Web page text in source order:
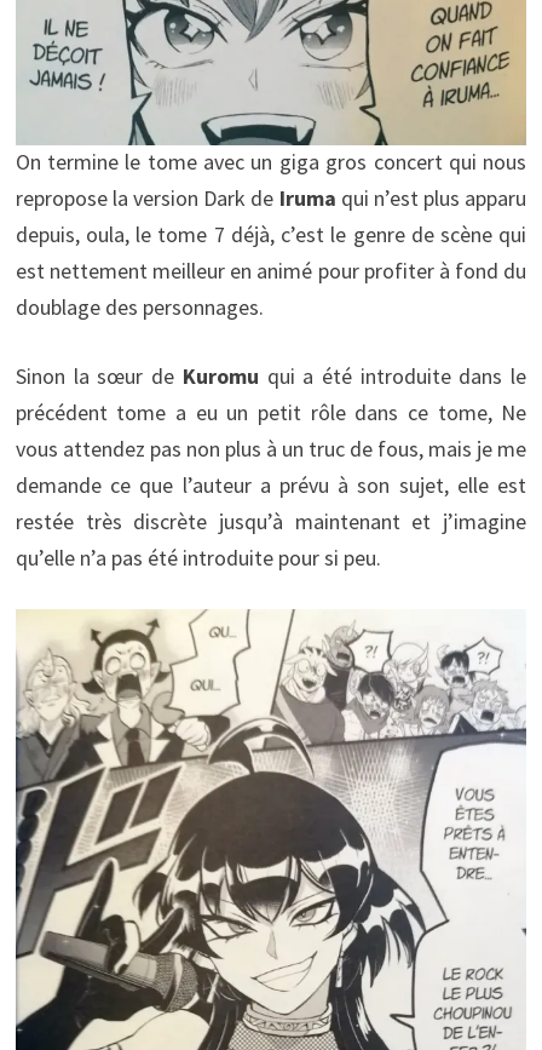
On termine le tome avec un giga gros concert qui nous
repropose la version Dark de Iruma qui n’est plus apparu
depuis, oula, le tome 7 déjà, c’est le genre de scène qui
est nettement meilleur en animé pour profiter à fond du
doublage des personnages.
Sinon la sœur de Kuromu qui a été introduite dans le
précédent tome a eu un petit rôle dans ce tome, Ne
vous attendez pas non plus à un truc de fous, mais je me
demande ce que l’auteur a prévu à son sujet, elle est
restée très discrète jusqu’à maintenant et j’imagine
qu’elle n’a pas été introduite pour si peu.